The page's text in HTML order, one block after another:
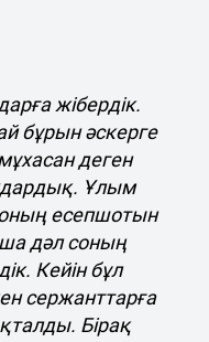
жібердік.
бұрын әскерге
деген
Ұлым
оның есепшотын
дәл соның
Кейін бұл
сержанттарға
Бірақ